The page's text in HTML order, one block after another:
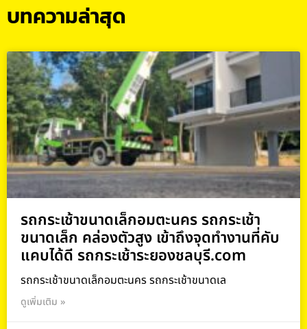
บทความล่าสุด
รถกระเช้าขนาดเล็กอมตะนคร รถกระเช้า
ขนาดเล็ก คล่องตัวสูง เข้าถึงจุดทำงานที่คับ
แคบได้ดี รถกระเช้าระยองชลบุรี.com
รถกระเช้าขนาดเล็กอมตะนคร รถกระเช้าขนาดเล
ดูเพิ่มเติม »